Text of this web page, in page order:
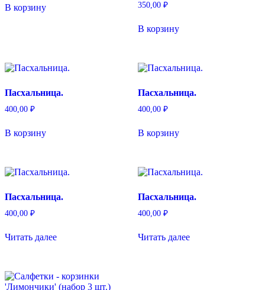
В корзину 350,00 ₽
В корзину
Пасхальница.
400,00 ₽
В корзину
Пасхальница.
400,00 ₽
В корзину
Пасхальница.
400,00 ₽
Читать далее
Пасхальница.
400,00 ₽
Читать далее